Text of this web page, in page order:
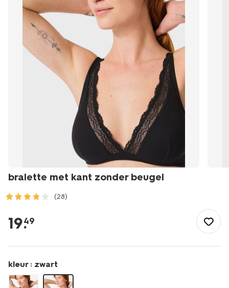
bralette met kant zonder beugel
(28)
bh/bralette-
met-
zonder-
beugel-
21900193.html
19.
49
kleur : zwart